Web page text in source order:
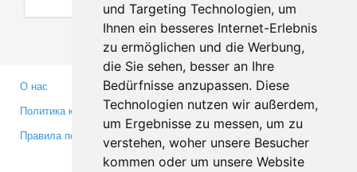
und Targeting Technologien, um
Ihnen ein besseres Internet-Erlebnis
zu ermöglichen und die Werbung,
die Sie sehen, besser an Ihre
Bedürfnisse anzupassen. Diese
Technologien nutzen wir außerdem,
um Ergebnisse zu messen, um zu
verstehen, woher unsere Besucher
kommen oder um unsere Website
О нас
Политика конфиденциальности
Правила пользования
Партнерам
Инвесторам
Медиа